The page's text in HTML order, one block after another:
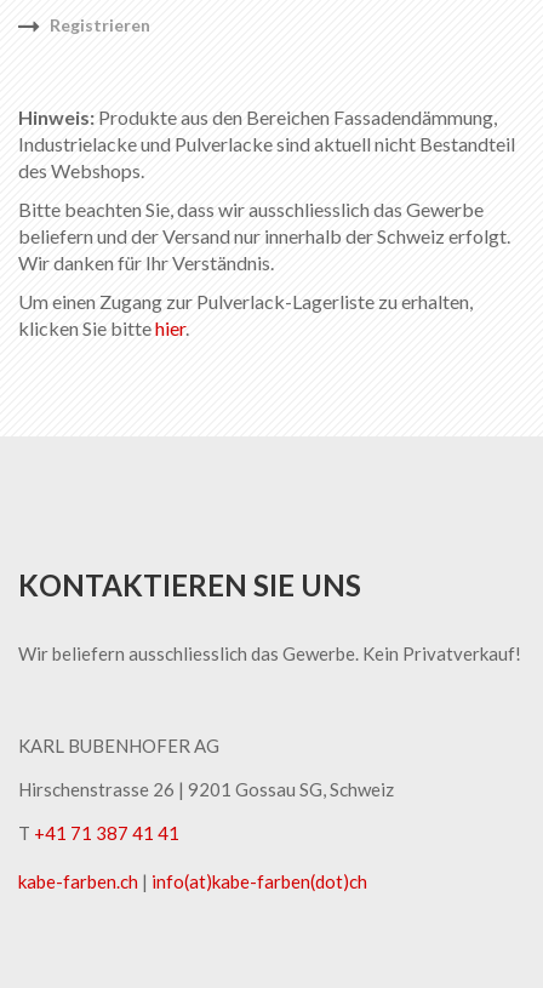
Registrieren
Hinweis: Produkte aus den Bereichen Fassadendämmung,
Industrielacke und Pulverlacke sind aktuell nicht Bestandteil
des Webshops.
Bitte beachten Sie, dass wir ausschliesslich das Gewerbe
beliefern und der Versand nur innerhalb der Schweiz erfolgt.
Wir danken für Ihr Verständnis.
Um einen Zugang zur Pulverlack-Lagerliste zu erhalten,
klicken Sie bittehier.
KONTAKTIEREN SIE UNS
Wir beliefern ausschliesslich das Gewerbe. Kein Privatverkauf!
KARL BUBENHOFER AG
Hirschenstrasse 26 | ​9201 Gossau SG, Schweiz
T +41 71 387 41 41
kabe-​farben.ch | info(at)kabe-​farben(dot)ch